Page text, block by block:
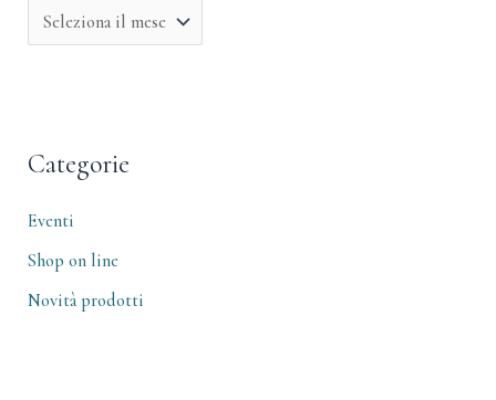
Categorie
Eventi
Shop on line
Novità prodotti